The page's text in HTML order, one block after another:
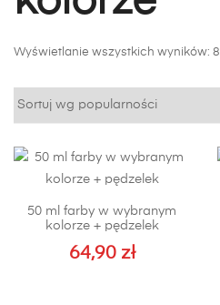
Wyświetlanie wszystkich wyników: 8
50 ml farby w wybranym
kolorze + pędzelek
64,90 zł